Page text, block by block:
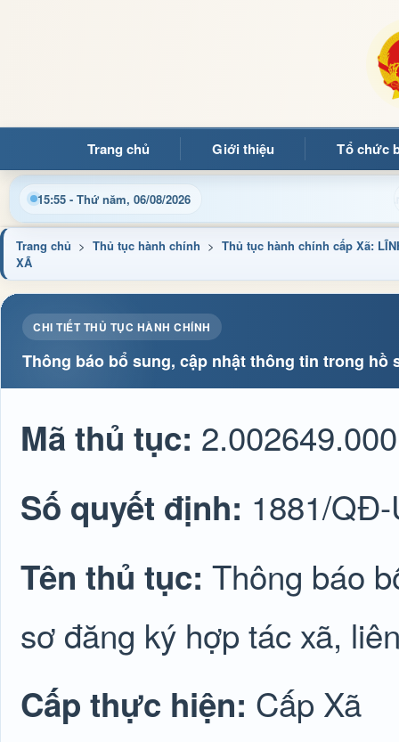
Trang chủ Giới thiệu Tổ chức
15:55 - Thứ năm, 06/08/2026
bạn đọc đến với Trang thông tin điện tử xã Mường Ảng
Trang chủ > Thủ tục hành chính > Thủ tục hành chính cấp Xã:
XÃ
CHI TIẾT THỦ TỤC HÀNH CHÍNH
Thông báo bổ sung, cập nhật thông tin trong
Mã thủ tục:
Số quyết định: 1881/
Tên thủ tục: Thông báo
sơ đăng ký hợp tác xã,
Cấp thực hiện: Cấp Xã